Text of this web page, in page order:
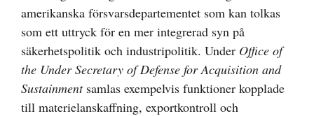
amerikanska försvarsdepartementet som kan tolkas
som ett uttryck för en mer integrerad syn på
säkerhetspolitik och industripolitik. Under Office of
the Under Secretary of Defense for Acquisition and
Sustainmentsamlas exempelvis funktioner kopplade
till materielanskaffning, exportkontroll och